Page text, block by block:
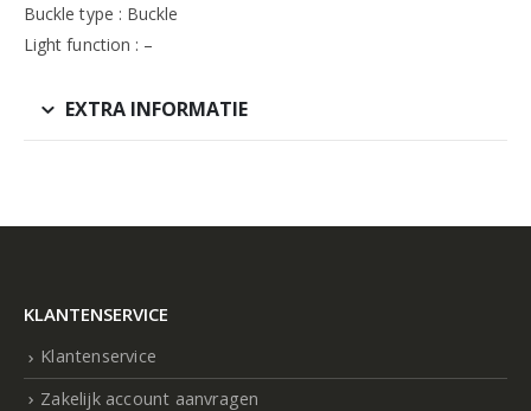
Buckle type : Buckle
Light function : –
EXTRA INFORMATIE
KLANTENSERVICE
Klantenservice
Zakelijk account aanvragen